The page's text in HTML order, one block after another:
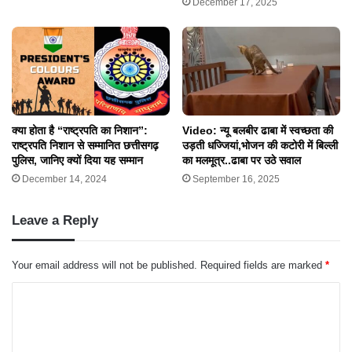
December 17, 2025
क्या होता है “राष्ट्रपति का निशान”:
राष्ट्रपति निशान से सम्मानित छत्तीसगढ़
पुलिस, जानिए क्यों दिया यह सम्मान
December 14, 2024
Video: न्यू बलबीर ढाबा में स्वच्छता की
उड़ती धज्जियां,भोजन की कटोरी में बिल्ली
का मलमूत्र..ढाबा पर उठे सवाल
September 16, 2025
Leave a Reply
Your email address will not be published. Required fields are marked *